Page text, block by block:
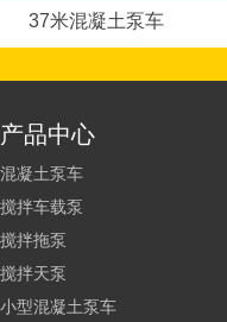
产品中心
混凝土泵车
搅拌车载泵
搅拌拖泵
搅拌天泵
小型混凝土泵车